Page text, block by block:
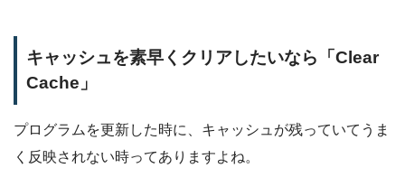
キャッシュを素早くクリアしたいなら「Clear
Cache」
プログラムを更新した時に、キャッシュが残っていてうま
く反映されない時ってありますよね。